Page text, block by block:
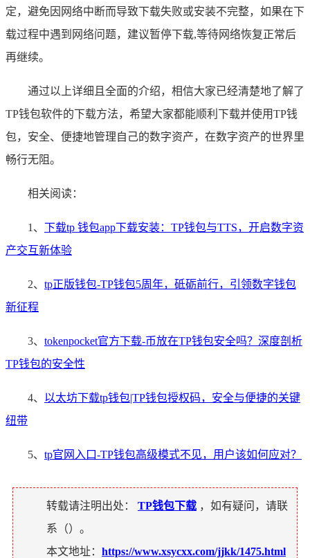
定，避免因网络中断而导致下载失败或安装不完整，如果在下
载过程中遇到网络问题，建议暂停下载,等待网络恢复正常后
再继续。
通过以上详细且全面的介绍，相信大家已经清楚地了解了
TP钱包软件的下载方法，希望大家都能顺利下载并使用TP钱
包，安全、便捷地管理自己的数字资产，在数字资产的世界里
畅行无阻。
相关阅读：
1、 下载tp 钱包app下载安装：TP钱包与TTS，开启数字资
产交互新体验
2、 tp正版钱包-TP钱包5周年，砥砺前行，引领数字钱包
新征程
3、 tokenpocket官方下载-币放在TP钱包安全吗？深度剖析
TP钱包的安全性
4、 以太坊下载tp钱包|TP钱包授权码，安全与便捷的关键
纽带
5、 tp官网入口-TP钱包高级模式不见，用户该如何应对？
转载请注明出处： TP钱包下载 ，如有疑问，请联
系（）。
本文地址： https://www.xsycxx.com/jjkk/1475.html